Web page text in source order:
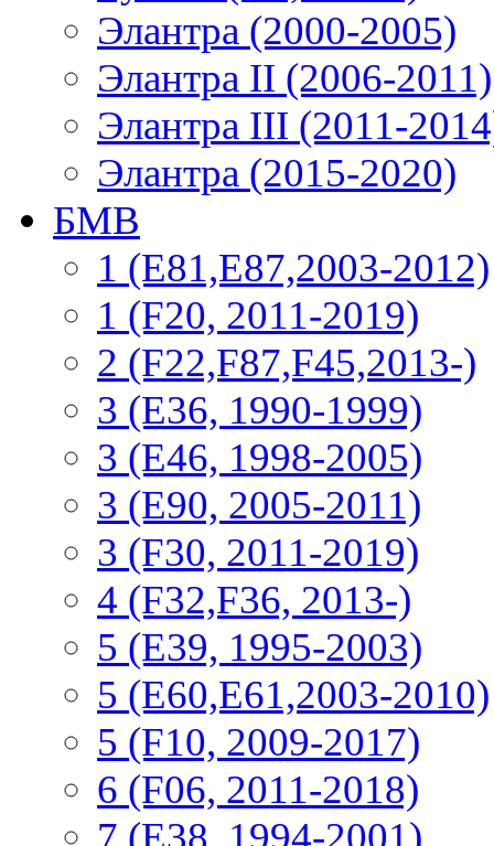
Элантра (2000-2005)
Элантра II (2006-2011)
Элантра III (2011-
Элантра (2015-2020)
БМВ
1 (E81,E87,2003-2012)
1 (F20, 2011-2019)
2 (F22,F87,F45,2013-)
3 (Е36, 1990-1999)
3 (E46, 1998-2005)
3 (E90, 2005-2011)
3 (F30, 2011-2019)
4 (F32,F36, 2013-)
5 (E39, 1995-2003)
5 (E60,E61,2003-2010)
5 (F10, 2009-2017)
6 (F06, 2011-2018)